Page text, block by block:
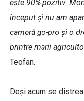
este 90% pozitiv.
început și nu am
cameră go-pro și o
printre marii
Teofan.
Deși acum se